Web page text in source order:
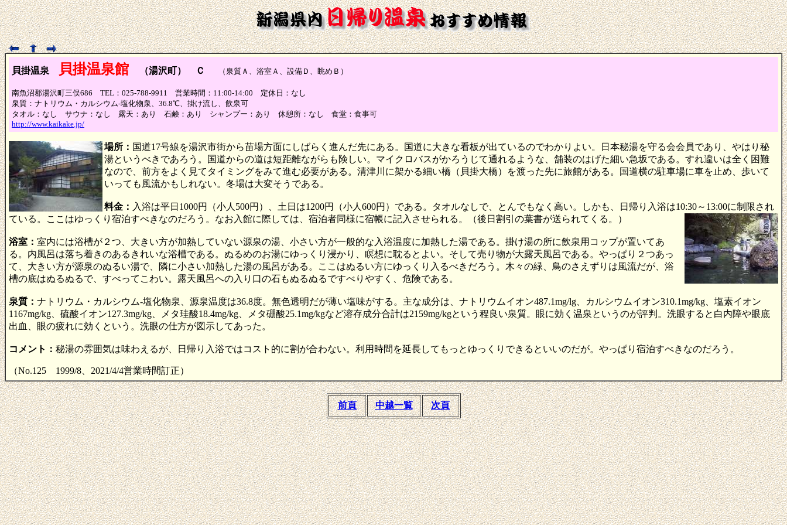
貝掛温泉 貝掛温泉館 （湯沢町） Ｃ （泉質Ａ、浴室Ａ、設備Ｄ、眺めＢ）
南魚沼郡湯沢町三俣686 TEL：025-788-9911 営業時間：11:00-14:00 定休日：なし
泉質：ナトリウム・カルシウム-塩化物泉、36.8℃、掛け流し、飲泉可
タオル：なし サウナ：なし 露天：あり 石鹸：あり シャンプー：あり 休憩所：なし 食堂：食事可
http://www.kaikake.jp/
場所： 国道17号線を湯沢市街から苗場方面にしばらく進んだ先にある。国道に大きな看板が出ているのでわかりよい。日本秘湯を守る会会員であり、やはり秘
湯というべきであろう。国道からの道は短距離ながらも険しい。マイクロバスがかろうじて通れるような、舗装のはげた細い急坂である。すれ違いは全く困難
なので、前方をよく見てタイミングをみて進む必要がある。清津川に架かる細い橋（貝掛大橋）を渡った先に旅館がある。国道横の駐車場に車を止め、歩いて
いっても風流かもしれない。冬場は大変そうである。
料金： 入浴は平日1000円（小人500円）、土日は1200円（小人600円）である。タオルなしで、とんでもなく高い。しかも、日帰り入浴は10:30～13:00に制限され
ている。ここはゆっくり宿泊すべきなのだろう。なお入館に際しては、宿泊者同様に宿帳に記入させられる。（後日割引の葉書が送られてくる。）
浴室： 室内には浴槽が２つ、大きい方が加熱していない源泉の湯、小さい方が一般的な入浴温度に加熱した湯である。掛け湯の所に飲泉用コップが置いてあ
る。内風呂は落ち着きのあるきれいな浴槽である。ぬるめのお湯にゆっくり浸かり、瞑想に耽るとよい。そして売り物が大露天風呂である。やっぱり２つあっ
て、大きい方が源泉のぬるい湯で、隣に小さい加熱した湯の風呂がある。ここはぬるい方にゆっくり入るべきだろう。木々の緑、鳥のさえずりは風流だが、浴
槽の底はぬるぬるで、すべってこわい。露天風呂への入り口の石もぬるぬるですべりやすく、危険である。
泉質： ナトリウム・カルシウム-塩化物泉、源泉温度は36.8度。無色透明だが薄い塩味がする。主な成分は、ナトリウムイオン487.1mg/lg、カルシウムイオン310.1mg/kg、塩素イオン
1167mg/kg、硫酸イオン127.3mg/kg、メタ珪酸18.4mg/kg、メタ硼酸25.1mg/kgなど溶存成分合計は2159mg/kgという程良い泉質。眼に効く温泉というのが評判。洗眼すると白内障や眼底
出血、眼の疲れに効くという。洗眼の仕方が図示してあった。
コメント： 秘湯の雰囲気は味わえるが、日帰り入浴ではコスト的に割が合わない。利用時間を延長してもっとゆっくりできるといいのだが。やっぱり宿泊すべきなのだろう。
（No.125 1999/8、2021/4/4営業時間訂正）
前頁 中越一覧 次頁